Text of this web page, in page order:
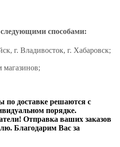
следующими способами:
г. Владивосток, г. Хабаровск;
магазинов;
по доставке решаются с
порядке.
Отправка ваших заказов
Благодарим Вас за